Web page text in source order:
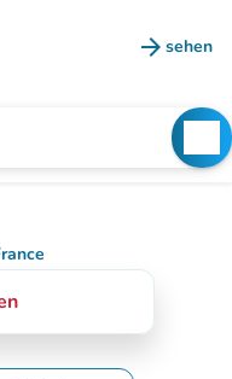
arrow_forward sehen
(new